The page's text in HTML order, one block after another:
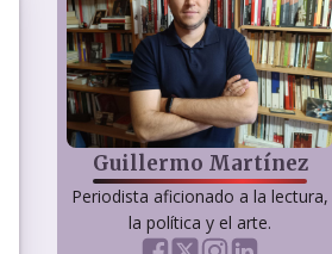
Guillermo Martínez
Periodista aficionado a la lectura,
la política y el arte.